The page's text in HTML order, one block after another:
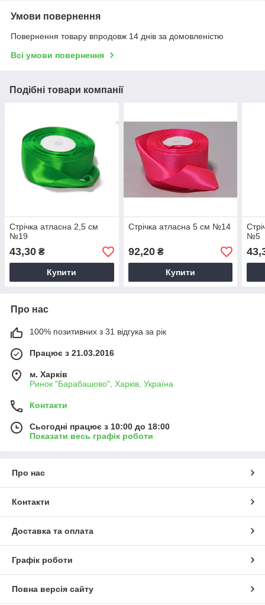
Умови повернення
Повернення товару впродовж 14 днів за домовленістю
Всі умови повернення
Подібні товари компанії
Стрічка атласна 2,5 см
№19
43,30 ₴
Купити
Стрічка атласна 5 см №14
92,20₴
Купити
№5
Про нас
100% позитивних з 31 відгука за рік
Працює з 21.03.2016
м. Харків
Ринок "Барабашово", Харків, Україна
Контакти
Сьогодні працює з 10:00 до 18:00
Показати весь графік роботи
Про нас
Контакти
Доставка та оплата
Графік роботи
Повна версія сайту